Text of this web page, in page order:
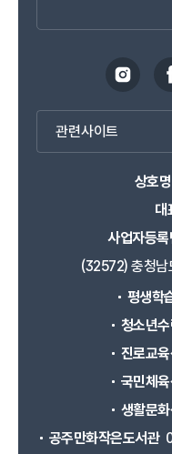
관련사이트
상호
대
사업자등
(32572) 충청남
평생학
청소년
진로교육
국민체육
생활문화
공주만화작은도서관